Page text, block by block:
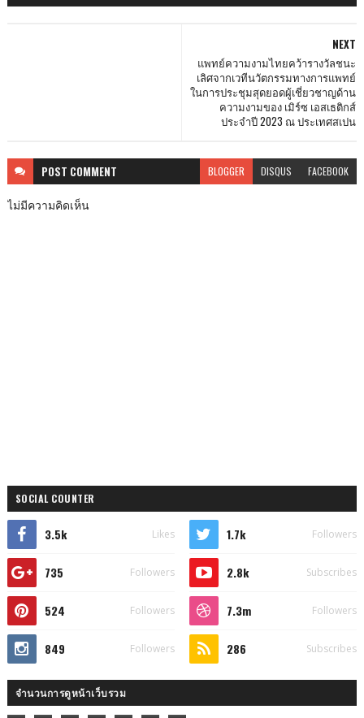
NEXT
แพทย์ความงามไทยคว้ารางวัลชนะ
เลิศจากเวทีนวัตกรรมทางการแพทย์
ในการประชุมสุดยอดผู้เชี่ยวชาญด้าน
ความงามของ เมิร์ซ เอสเธติกส์
ประจำปี 2023 ณ ประเทศสเปน
POST COMMENT BLOGGER DISQUS FACEBOOK
ไม่มีความคิดเห็น
SOCIAL COUNTER
3.5k Likes 1.7k Followers
735 Followers 2.8k Subscribes
524 Followers 7.3m Followers
849 Followers 286 Subscribes
จำนวนการดูหน้าเว็บรวม